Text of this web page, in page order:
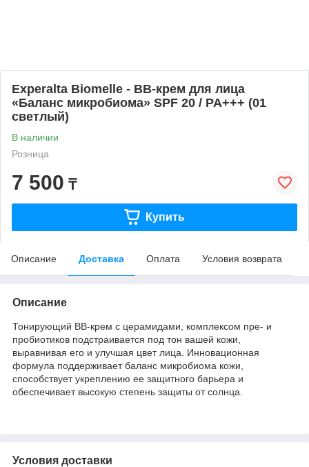
Experalta Biomelle - BB-крем для лица
«Баланс микробиома» SPF 20 / PA+++ (01
светлый)
В наличии
Розница
7 500 ₸
Купить
Описание Доставка Оплата Условия возврата
Описание
Тонирующий BB-крем с церамидами, комплексом пре- и
пробиотиков подстраивается под тон вашей кожи,
выравнивая его и улучшая цвет лица. Инновационная
формула поддерживает баланс микробиома кожи,
способствует укреплению ее защитного барьера и
обеспечивает высокую степень защиты от солнца.
Условия доставки